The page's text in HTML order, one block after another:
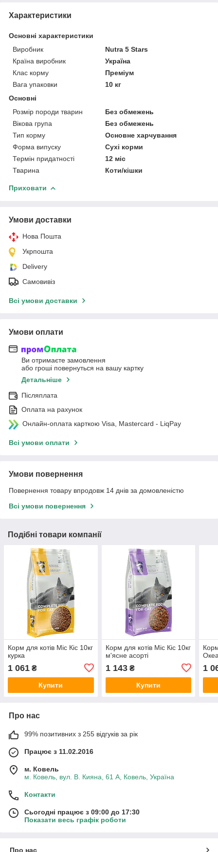
Характеристики
Основні характеристики
Виробник
Nutra 5 Stars
Країна виробник
Україна
Клас корму
Преміум
Вага упаковки
10 кг
Основні
Розмір породи тварин
Без обмежень
Вікова група
Без обмежень
Тип корму
Основне харчування
Форма випуску
Сухі корми
Термін придатності
12 міс
Тварина
Коти/кішки
Приховати
Умови доставки
Нова Пошта
Укрпошта
Delivery
Самовивіз
Всі умови доставки
Умови оплати
Ви отримаєте замовлення
або гроші повернуться на вашу картку
Детальніше
Післяплата
Оплата на рахунок
Онлайн-оплата карткою Visa, Mastercard - LiqPay
Всі умови оплати
Умови повернення
Повернення товару впродовж 14 днів за домовленістю
Всі умови повернення
Подібні товари компанії
Корм для котів Міс Кіс 10кг
курка
1 061 ₴
Купити
Корм для котів Міс Кіс 10кг
м'ясне асорті
1 143₴
Купити
1
Про нас
99% позитивних з 255 відгуків за рік
Працює з 11.02.2016
м. Ковель
м. Ковель, вул. В. Кияна, 61 А, Ковель, Україна
Контакти
Сьогодні працює з 09:00 до 17:30
Показати весь графік роботи
Про нас